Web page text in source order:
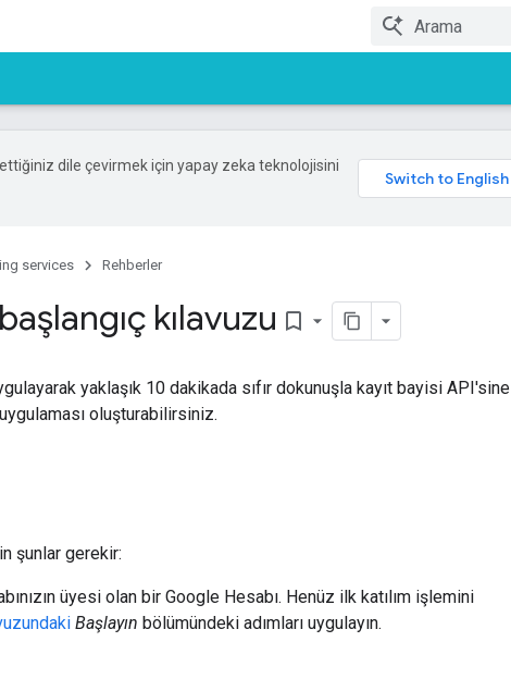
dile çevirmek için yapay zeka teknolojisini
services Rehberler
kılavuzu bookmark_border
yaklaşık 10 dakikada sıfır dokunuşla kayıt bayisi API'sine
oluşturabilirsiniz.
şunlar gerekir:
üyesi olan bir Google Hesabı. Henüz ilk katılım işlemini
Başlayın bölümündeki adımları uygulayın.